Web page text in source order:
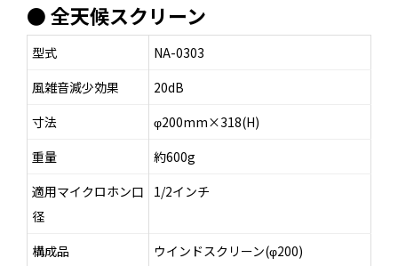
● 全天候スクリーン
型式
NA-0303
風雑音減少効果
20dB
寸法
φ200mm×318(H)
重量
約600g
適用マイクロホン口
径
1/2インチ
構成品
ウインドスクリーン(φ200)